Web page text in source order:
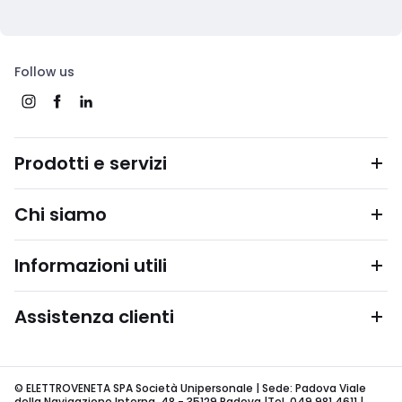
Follow us
Prodotti e servizi
Chi siamo
Informazioni utili
Assistenza clienti
© ELETTROVENETA SPA Società Unipersonale | Sede: Padova Viale